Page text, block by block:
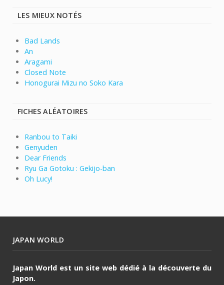
LES MIEUX NOTÉS
Bad Lands
An
Aragami
Closed Note
Honogurai Mizu no Soko Kara
FICHES ALÉATOIRES
Ranbou to Taiki
Genyuden
Dear Friends
Ryu Ga Gotoku : Gekijo-ban
Oh Lucy!
JAPAN WORLD
Japan World est un site web dédié à la découverte du
Japon.